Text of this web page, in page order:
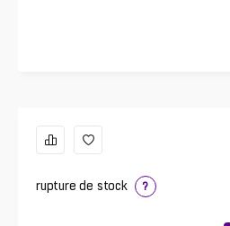
rupture de stock ?